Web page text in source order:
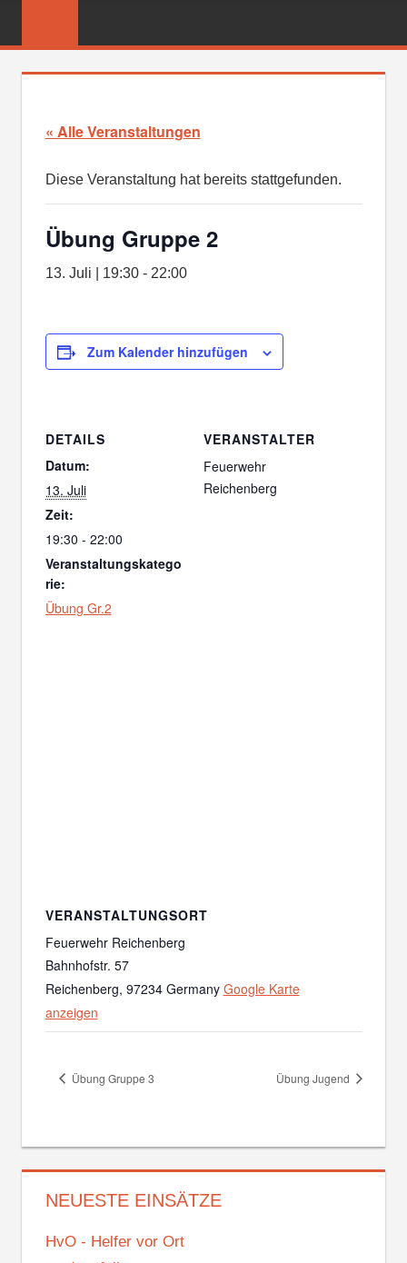
FEUERWEHR
« Alle Veranstaltungen
Diese Veranstaltung hat bereits stattgefunden.
Übung Gruppe 2
13. Juli | 19:30- 22:00
Zum Kalender hinzufügen
DETAILS
Datum:
13. Juli
Zeit:
19:30 - 22:00
Veranstaltungskatego
rie:
Übung Gr.2
VERANSTALTER
Feuerwehr
Reichenberg
VERANSTALTUNGSORT
Feuerwehr Reichenberg
Bahnhofstr. 57
Reichenberg, 97234 Germany Google Karte
anzeigen
Übung Gruppe 3 Übung Jugend
NEUESTE EINSÄTZE
HvO - Helfer vor Ort